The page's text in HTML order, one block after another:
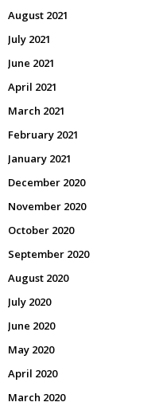
August 2021
July 2021
June 2021
April 2021
March 2021
February 2021
January 2021
December 2020
November 2020
October 2020
September 2020
August 2020
July 2020
June 2020
May 2020
April 2020
March 2020